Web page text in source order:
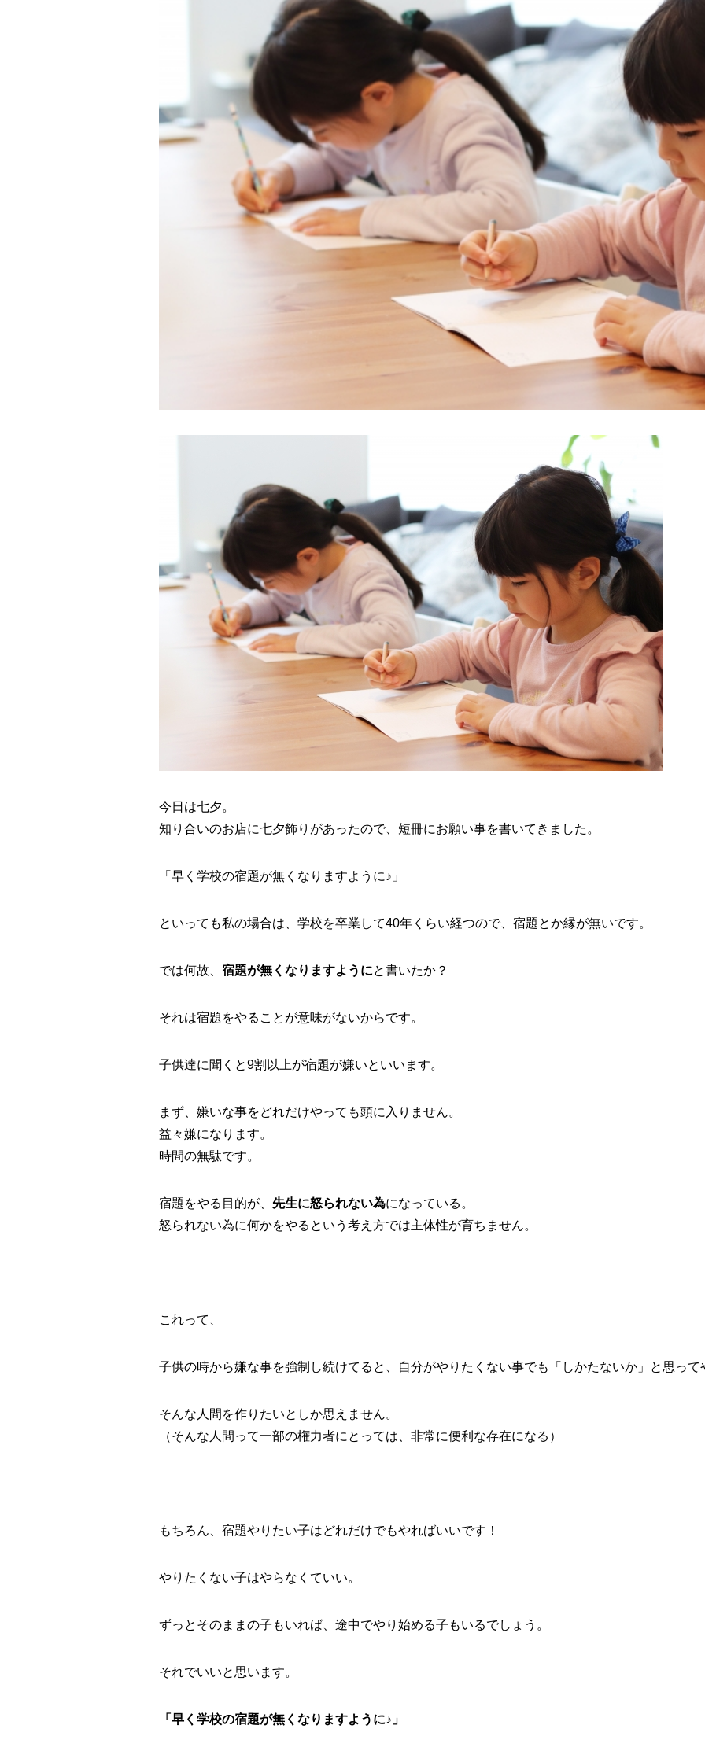
今日は七夕。
知り合いのお店に七夕飾りがあったので、短冊にお願い事を書いてきました。
「早く学校の宿題が無くなりますように♪」
といっても私の場合は、学校を卒業して40年くらい経つので、宿題とか縁が無いです。
では何故、 宿題が無くなりますようにと書いたか？
それは宿題をやることが意味がないからです。
子供達に聞くと9割以上が宿題が嫌いといいます。
まず、嫌いな事をどれだけやっても頭に入りません。
益々嫌になります。
時間の無駄です。
宿題をやる目的が、 先生に怒られない為になっている。
怒られない為に何かをやるという考え方では主体性が育ちません。
これって、
子供の時から嫌な事を強制し続けてると、自分がやりたくない事でも「しかたないか」と思って
そんな人間を作りたいとしか思えません。
（そんな人間って一部の権力者にとっては、非常に便利な存在になる）
もちろん、宿題やりたい子はどれだけでもやればいいです！
やりたくない子はやらなくていい。
ずっとそのままの子もいれば、途中でやり始める子もいるでしょう。
それでいいと思います。
「早く学校の宿題が無くなりますように♪」